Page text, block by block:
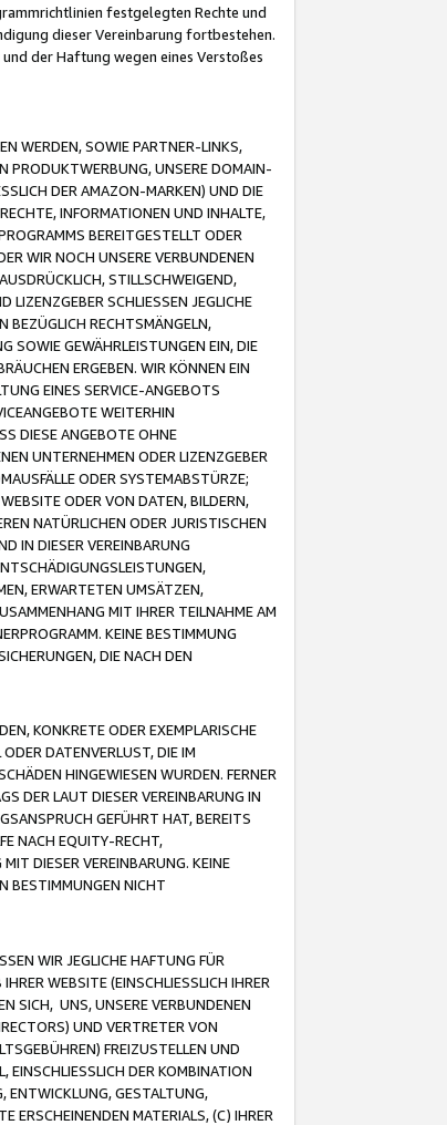
festgelegten Rechte und
dieser Vereinbarung fortbestehen.
der Haftung wegen eines Verstoßes
WERDEN, SOWIE PARTNER-LINKS,
PRODUKTWERBUNG, UNSERE DOMAIN-
DER AMAZON-MARKEN) UND DIE
INFORMATIONEN UND INHALTE,
BEREITGESTELLT ODER
WIR NOCH UNSERE VERBUNDENEN
STILLSCHWEIGEND,
LIZENZGEBER SCHLIESSEN JEGLICHE
BEZÜGLICH RECHTSMÄNGELN,
SOWIE GEWÄHRLEISTUNGEN EIN, DIE
ERGEBEN. WIR KÖNNEN EIN
EINES SERVICE-ANGEBOTS
WEITERHIN
DIESE ANGEBOTE OHNE
UNTERNEHMEN ODER LIZENZGEBER
ODER SYSTEMABSTÜRZE;
ODER VON DATEN, BILDERN,
NATÜRLICHEN ODER JURISTISCHEN
IN DIESER VEREINBARUNG
ERWARTETEN UMSÄTZEN,
MIT IHRER TEILNAHME AM
KEINE BESTIMMUNG
DIE NACH DEN
KONKRETE ODER EXEMPLARISCHE
DATENVERLUST, DIE IM
HINGEWIESEN WURDEN. FERNER
DER LAUT DIESER VEREINBARUNG IN
GEFÜHRT HAT, BEREITS
NACH EQUITY-RECHT,
DIESER VEREINBARUNG. KEINE
BESTIMMUNGEN NICHT
WIR JEGLICHE HAFTUNG FÜR
WEBSITE (EINSCHLIESSLICH IHRER
SICH, UNS, UNSERE VERBUNDENEN
UND VERTRETER VON
FREIZUSTELLEN UND
EINSCHLIESSLICH DER KOMBINATION
ENTWICKLUNG, GESTALTUNG,
ERSCHEINENDEN MATERIALS, (C) IHRER